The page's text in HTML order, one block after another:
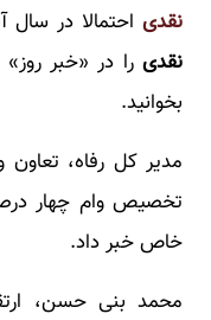
نقدی احتمالا در سال
نقدیرا در «خبر روز»
بخوانید.
مدیر کل رفاه،
تخصیص وام چهار
خاص خبر داد.
محمد بنی حسن،